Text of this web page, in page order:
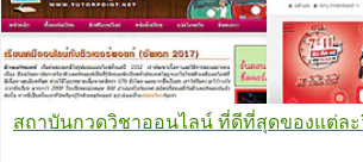
สถาบันกวดวิชาออนไลน์ ที่ดีที่สุดของแต่ละ